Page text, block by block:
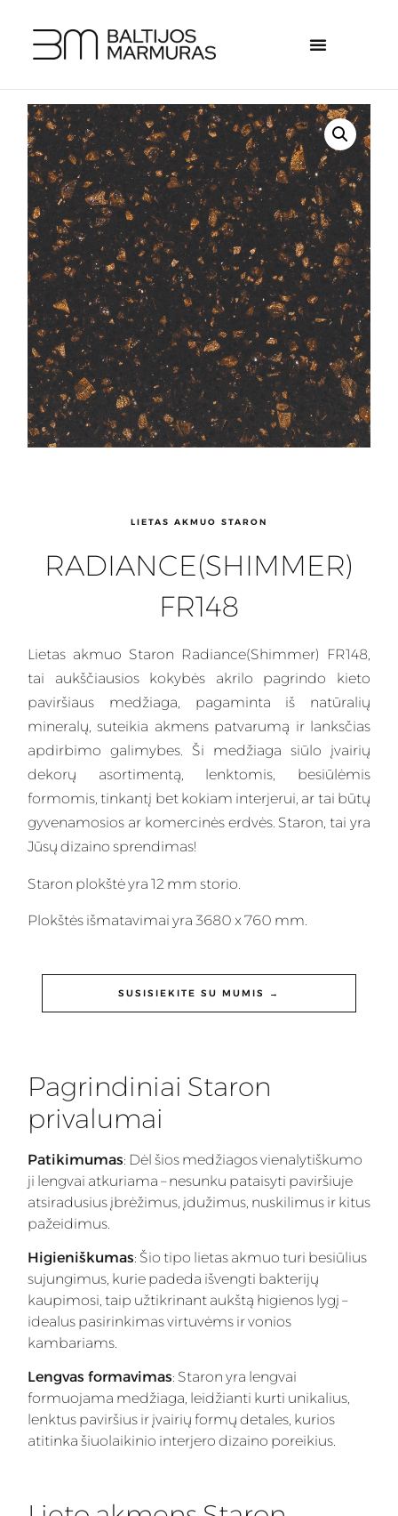
LIETAS AKMUO STARON
RADIANCE(SHIMMER)
FR148
Lietas akmuo Staron Radiance(Shimmer) FR148,
tai aukščiausios kokybės akrilo pagrindo kieto
paviršiaus medžiaga, pagaminta iš natūralių
mineralų, suteikia akmens patvarumą ir lanksčias
apdirbimo galimybes. Ši medžiaga siūlo įvairių
dekorų asortimentą, lenktomis, besiūlėmis
formomis, tinkantį bet kokiam interjerui, ar tai būtų
gyvenamosios ar komercinės erdvės. Staron, tai yra
Jūsų dizaino sprendimas!
Staron plokštė yra 12 mm storio.
Plokštės išmatavimai yra 3680 x 760 mm.
SUSISIEKITE SU MUMIS →
Pagrindiniai Staron
privalumai
Patikimumas: Dėl šios medžiagos vienalytiškumo
ji lengvai atkuriama – nesunku pataisyti paviršiuje
atsiradusius įbrėžimus, įdužimus, nuskilimus ir kitus
pažeidimus.
Higieniškumas: Šio tipo lietas akmuo turi besiūlius
sujungimus, kurie padeda išvengti bakterijų
kaupimosi, taip užtikrinant aukštą higienos lygį –
idealus pasirinkimas virtuvėms ir vonios
kambariams.
Lengvas formavimas: Staron yra lengvai
formuojama medžiaga, leidžianti kurti unikalius,
lenktus paviršius ir įvairių formų detales, kurios
atitinka šiuolaikinio interjero dizaino poreikius.